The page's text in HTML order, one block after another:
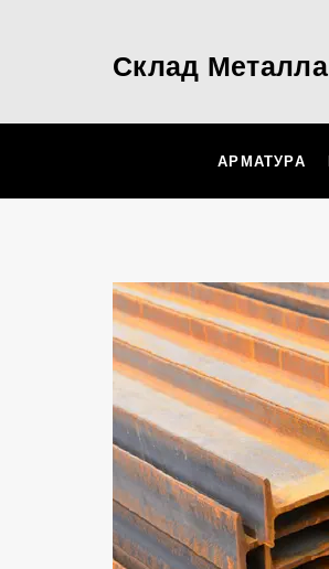
Склад Металла
АРМАТУРА